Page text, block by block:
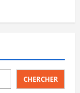
CHERCHER